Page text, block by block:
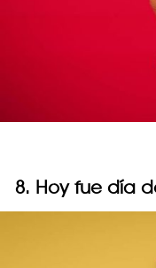
8. Hoy fue día